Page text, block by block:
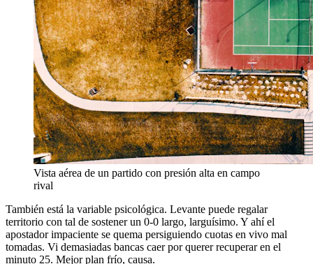
Vista aérea de un partido con presión alta en campo
rival
También está la variable psicológica. Levante puede regalar
territorio con tal de sostener un 0-0 largo, larguísimo. Y ahí el
apostador impaciente se quema persiguiendo cuotas en vivo mal
tomadas. Vi demasiadas bancas caer por querer recuperar en el
minuto 25. Mejor plan frío, causa.